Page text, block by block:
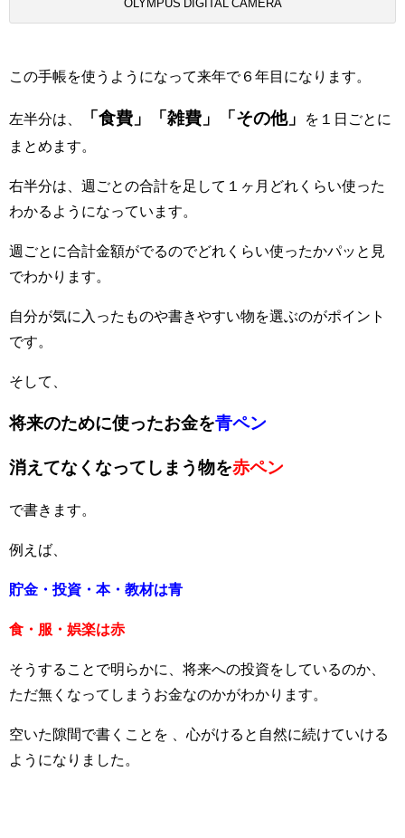
OLYMPUS DIGITAL CAMERA
この手帳を使うようになって来年で６年目になります。
左半分は、 「食費」「雑費」「その他」
を１日ごとに
まとめます。
右半分は、週ごとの合計を足して１ヶ月どれくらい使った
わかるようになっています。
週ごとに合計金額がでるのでどれくらい使ったかパッと見
でわかります。
自分が気に入ったものや書きやすい物を選ぶのがポイント
です。
そして、
将来のために使ったお金を青ペン
消えてなくなってしまう物を赤ペン
で書きます。
例えば、
貯金・投資・本・教材は青
食・服・娯楽は赤
そうすることで明らかに、将来への投資をしているのか、
ただ無くなってしまうお金なのかがわかります。
空いた隙間で書くことを
心がけると自然に続けていける
ようになりました。